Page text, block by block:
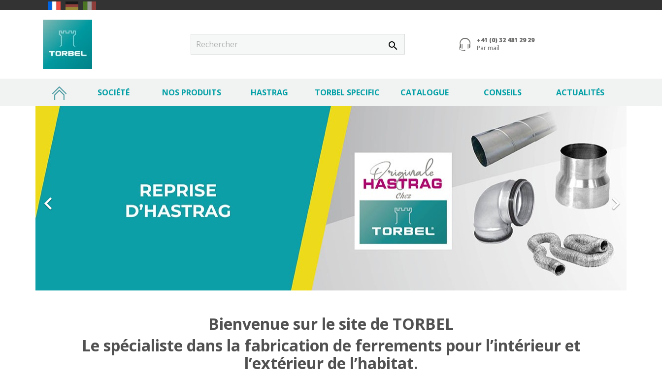
search
+41 (0) 32 481 29 29
Par mail
SOCIÉTÉ NOS PRODUITS HASTRAG TORBEL SPECIFIC CATALOGUE CONSEILS ACTUALITÉS
 
Bienvenue sur le site de TORBEL
Le spécialiste dans la fabrication de ferrements pour l’intérieur et
l’extérieur de l’habitat.